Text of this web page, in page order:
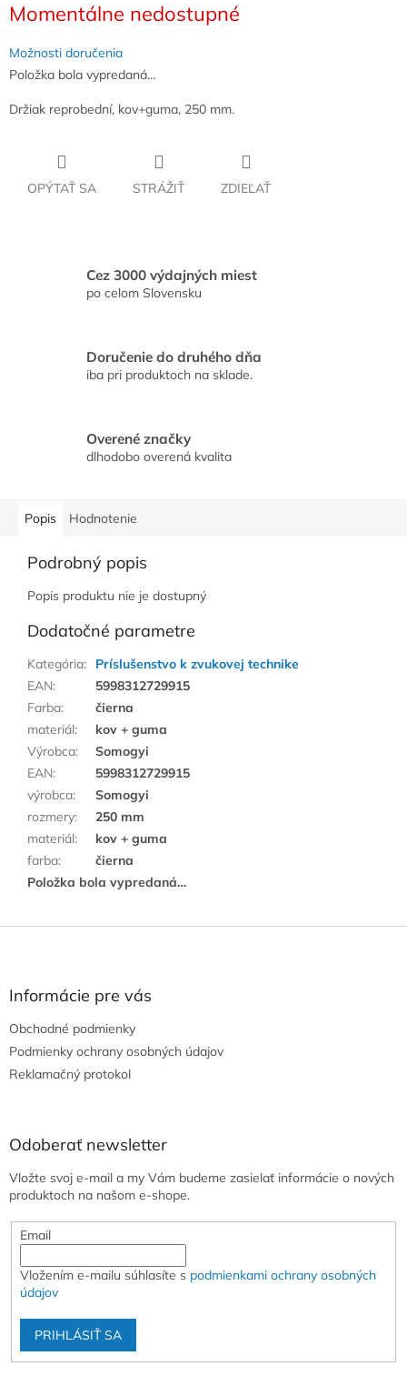
cena:
Momentálne nedostupné
Možnosti doručenia
Položka bola vypredaná…
Držiak reprobední, kov+guma, 250 mm.
OPÝTAŤ SA STRÁŽIŤ ZDIEĽAŤ
Cez 3000 výdajných miest
po celom Slovensku
Doručenie do druhého dňa
iba pri produktoch na sklade.
Overené značky
dlhodobo overená kvalita
Popis Hodnotenie
Podrobný popis
Popis produktu nie je dostupný
Dodatočné parametre
Kategória:
Príslušenstvo k zvukovej technike
EAN:
5998312729915
Farba:
čierna
materiál:
kov + guma
Výrobca:
Somogyi
EAN:
5998312729915
výrobca:
Somogyi
rozmery:
250 mm
materiál:
kov + guma
farba:
čierna
Položka bola vypredaná…
Informácie pre vás
Obchodné podmienky
Podmienky ochrany osobných údajov
Reklamačný protokol
Odoberať newsletter
Vložte svoj e-mail a my Vám budeme zasielať informácie o nových
produktoch na našom e-shope.
Email
Vložením e-mailu súhlasíte s podmienkami ochrany osobných
údajov
PRIHLÁSIŤ SA